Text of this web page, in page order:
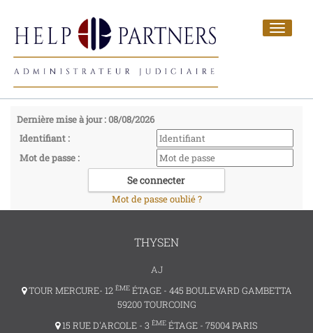
Toggle
Dernière mise à jour : 08/08/2026
Identifiant :
Mot de passe :
Mot de passe oublié ?
THYSEN
AJ
TOUR MERCURE- 12 ÈMEÉTAGE - 445 BOULEVARD GAMBETTA
59200 TOURCOING
15 RUE D'ARCOLE - 3 ÈME ÉTAGE - 75004 PARIS